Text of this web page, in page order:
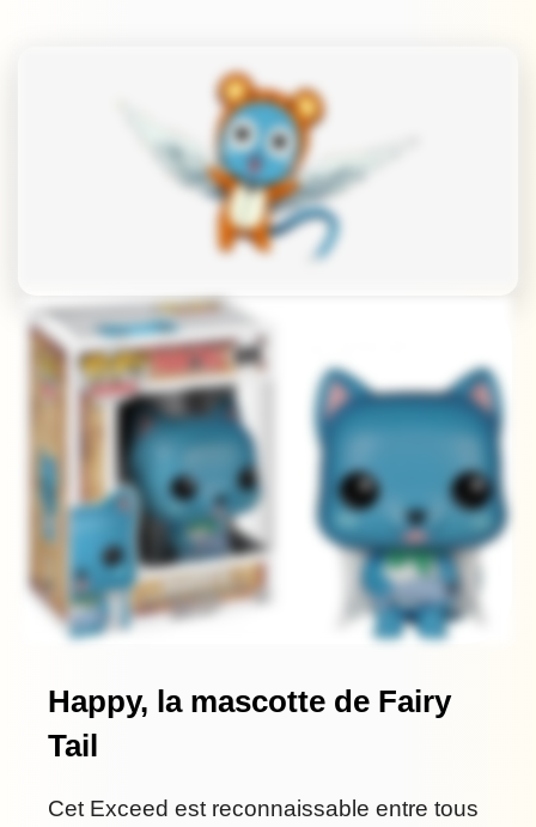
Happy, la mascotte de Fairy
Tail
Cet Exceed est reconnaissable entre tous